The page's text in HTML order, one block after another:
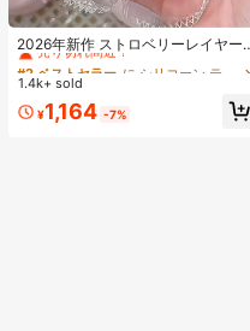
2026年新作 ストロベリーレイヤー
ケーキ シリコンスクイーズトイ 1
個、厚手&ソフト、学生、誕生日、
クリスマス、ゲーマー、ストレス解
消に最適なギフト
#2 ベストセラー
売り切れ間近！
#2 ベストセラー
売り切れ間近！
#2 ベストセラー
売り切れ間近！
#2 ベストセラー
に シリコーン ティーンエイジャー向けのノベルティ＆ギャグおもちゃ
売り切れ間近！
1.4k+ sold
¥1,164 -7%